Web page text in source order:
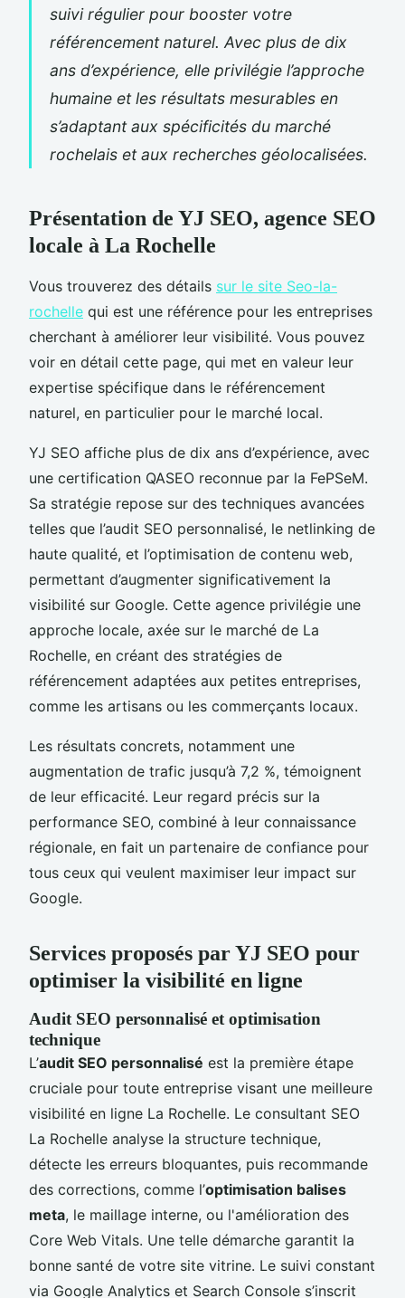
suivi régulier pour booster votre
référencement naturel. Avec plus de dix
ans d’expérience, elle privilégie l’approche
humaine et les résultats mesurables en
s’adaptant aux spécificités du marché
rochelais et aux recherches géolocalisées.
Présentation de YJ SEO, agence SEO
locale à La Rochelle
Vous trouverez des détails sur le site Seo-la-
rochelle qui est une référence pour les entreprises
cherchant à améliorer leur visibilité. Vous pouvez
voir en détail cette page, qui met en valeur leur
expertise spécifique dans le référencement
naturel, en particulier pour le marché local.
YJ SEO affiche plus de dix ans d’expérience, avec
une certification QASEO reconnue par la FePSeM.
Sa stratégie repose sur des techniques avancées
telles que l’audit SEO personnalisé, le netlinking de
haute qualité, et l’optimisation de contenu web,
permettant d’augmenter significativement la
visibilité sur Google. Cette agence privilégie une
approche locale, axée sur le marché de La
Rochelle, en créant des stratégies de
référencement adaptées aux petites entreprises,
comme les artisans ou les commerçants locaux.
Les résultats concrets, notamment une
augmentation de trafic jusqu’à 7,2 %, témoignent
de leur efficacité. Leur regard précis sur la
performance SEO, combiné à leur connaissance
régionale, en fait un partenaire de confiance pour
tous ceux qui veulent maximiser leur impact sur
Google.
Services proposés par YJ SEO pour
optimiser la visibilité en ligne
Audit SEO personnalisé et optimisation
technique
L’audit SEO personnalisé est la première étape
cruciale pour toute entreprise visant une meilleure
visibilité en ligne La Rochelle. Le consultant SEO
La Rochelle analyse la structure technique,
détecte les erreurs bloquantes, puis recommande
des corrections, comme l’optimisation balises
meta, le maillage interne, ou l'amélioration des
Core Web Vitals. Une telle démarche garantit la
bonne santé de votre site vitrine. Le suivi constant
via Google Analytics et Search Console s’inscrit